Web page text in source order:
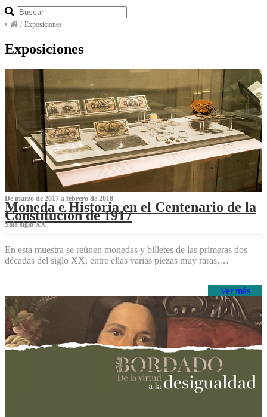
/ Exposiciones
Exposiciones
De marzo de 2017 a febrero de 2018
Moneda e Historia en el Centenario de la
Constitución de 1917
Sala siglo XX
En esta muestra se reúnen monedas y billetes de las primeras dos
décadas del siglo XX, entre ellas varias piezas muy raras,…
Ver más